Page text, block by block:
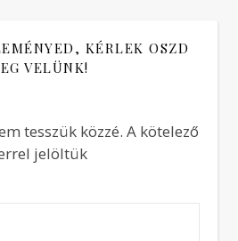
KÉRLEK OSZD
VELÜNK!
tesszük közzé. A kötelező
jelöltük